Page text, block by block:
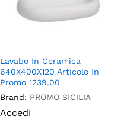
Lavabo In Ceramica
640X400X120 Articolo In
Promo 1239.00
Brand: PROMO SICILIA
Accedi